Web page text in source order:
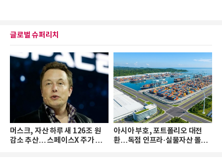
글로벌 슈퍼리치
머스크, 자산 하루 새 126조 원
감소 추산… 스페이스X 주가 하
아시아 부호, 포트폴리오 대전
환…독점 인프라·실물자산 몰린